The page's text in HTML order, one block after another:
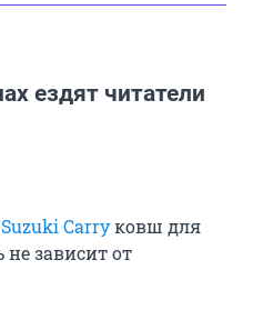
ездят читатели
Carryковш для
не зависит от